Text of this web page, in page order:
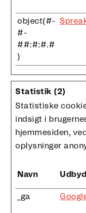
object(#-
#-
##:#:#.#
)
Statistik (2)
Statistiske
indsigt i
hjemmesiden,
oplysninger
Navn
_ga